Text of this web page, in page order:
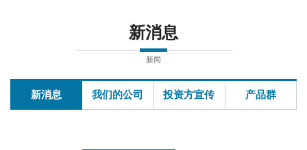
新消息
新闻
新消息 我们的公司 投资方宣传 产品群